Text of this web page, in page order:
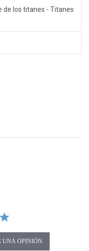
los titanes - Titanes
UNA OPINIÓN